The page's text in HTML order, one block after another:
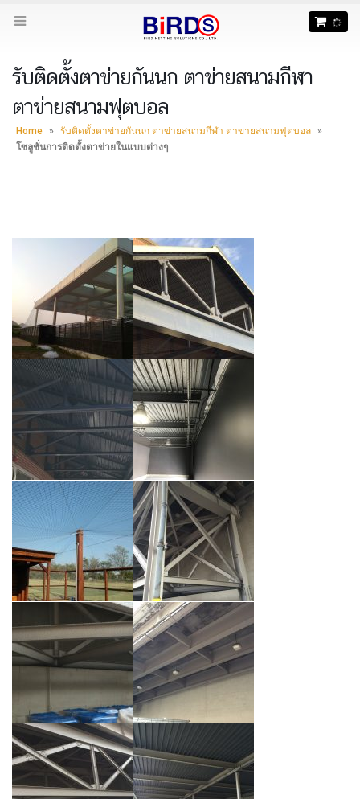
รับติดตั้งตาข่ายกันนก ตาข่ายสนามกีฬา
ตาข่ายสนามฟุตบอล
Home » รับติดตั้งตาข่ายกันนก ตาข่ายสนามกีฬา ตาข่ายสนามฟุตบอล »
โซลูชั่นการติดตั้งตาข่ายในแบบต่างๆ